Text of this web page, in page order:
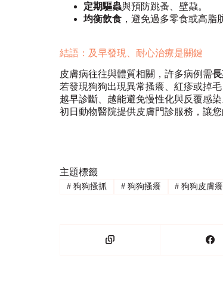
定期驅蟲與預防跳蚤、壁蝨。
均衡飲食 ，避免過多零食或高脂
結語：及早發現、耐心治療是關鍵
皮膚病往往與體質相關，許多病例需
若發現狗狗出現異常搔癢、紅疹或掉
越早診斷、越能避免慢性化與反覆感染
初日動物醫院提供皮膚門診服務，讓
主題標籤
#狗狗搔抓 #狗狗搔癢 # 狗狗皮膚癢